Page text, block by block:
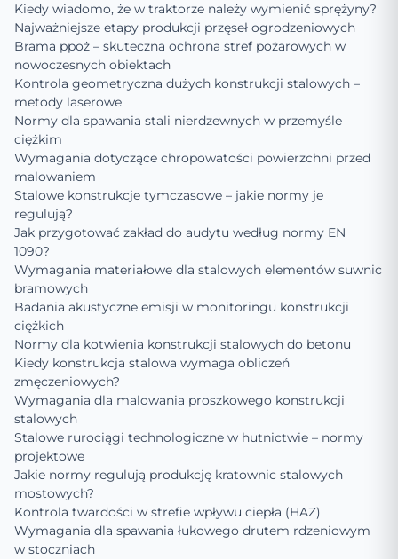
Kiedy wiadomo, że w traktorze należy wymienić sprężyny?
Najważniejsze etapy produkcji przęseł ogrodzeniowych
Brama ppoż – skuteczna ochrona stref pożarowych w
nowoczesnych obiektach
Kontrola geometryczna dużych konstrukcji stalowych –
metody laserowe
Normy dla spawania stali nierdzewnych w przemyśle
ciężkim
Wymagania dotyczące chropowatości powierzchni przed
malowaniem
Stalowe konstrukcje tymczasowe – jakie normy je
regulują?
Jak przygotować zakład do audytu według normy EN
1090?
Wymagania materiałowe dla stalowych elementów suwnic
bramowych
Badania akustyczne emisji w monitoringu konstrukcji
ciężkich
Normy dla kotwienia konstrukcji stalowych do betonu
Kiedy konstrukcja stalowa wymaga obliczeń
zmęczeniowych?
Wymagania dla malowania proszkowego konstrukcji
stalowych
Stalowe rurociągi technologiczne w hutnictwie – normy
projektowe
Jakie normy regulują produkcję kratownic stalowych
mostowych?
Kontrola twardości w strefie wpływu ciepła (HAZ)
Wymagania dla spawania łukowego drutem rdzeniowym
w stoczniach